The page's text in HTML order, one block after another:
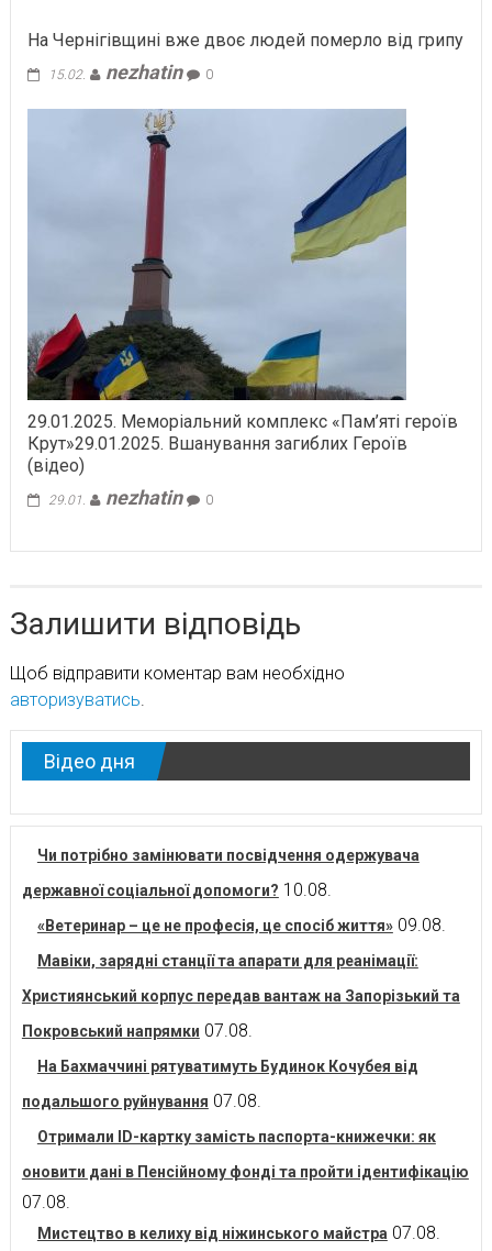
На Чернігівщині вже двоє людей померло від грипу
15.02. nezhatin 0
29.01.2025. Меморіальний комплекс «Пам’яті героїв
Крут»29.01.2025. Вшанування загиблих Героїв
(відео)
29.01. nezhatin 0
Залишити відповідь
Щоб відправити коментар вам необхідно
авторизуватись
Відео дня
Чи потрібно замінювати посвідчення одержувача
державної соціальної допомоги? 10.08.
«Ветеринар – це не професія, це спосіб життя» 09.08.
Мавіки, зарядні станції та апарати для реанімації:
Християнський корпус передав вантаж на Запорізький та
Покровський напрямки 07.08.
На Бахмаччині рятуватимуть Будинок Кочубея від
подальшого руйнування 07.08.
Отримали ID-картку замість паспорта-книжечки: як
оновити дані в Пенсійному фонді та пройти ідентифікацію
07.08.
Мистецтво в келиху від ніжинського майстра 07.08.